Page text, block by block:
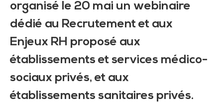
organisé le 20 mai un webinaire
dédié au Recrutement et aux
Enjeux RH proposé aux
établissements et services médico-
sociaux privés, et aux
établissements sanitaires privés.